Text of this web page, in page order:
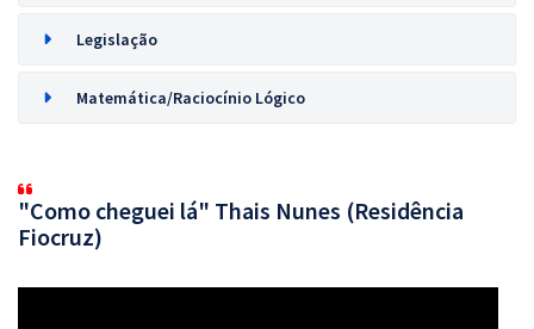
Legislação
Matemática/Raciocínio Lógico
"Como cheguei lá" Thais Nunes (Residência
Fiocruz)